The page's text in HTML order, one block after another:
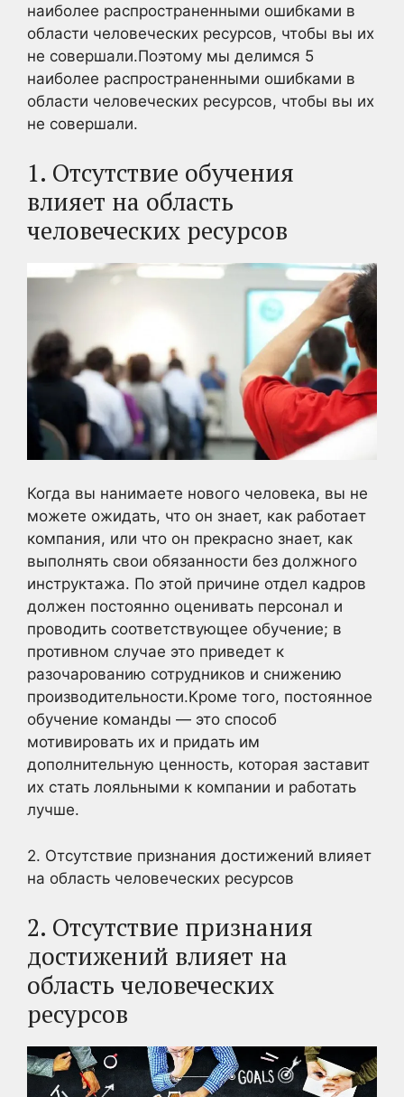
наиболее распространенными ошибками в
области человеческих ресурсов, чтобы вы их
не совершали.Поэтому мы делимся 5
наиболее распространенными ошибками в
области человеческих ресурсов, чтобы вы их
не совершали.
1. Отсутствие обучения
влияет на область
человеческих ресурсов
Когда вы нанимаете нового человека, вы не
можете ожидать, что он знает, как работает
компания, или что он прекрасно знает, как
выполнять свои обязанности без должного
инструктажа. По этой причине отдел кадров
должен постоянно оценивать персонал и
проводить соответствующее обучение; в
противном случае это приведет к
разочарованию сотрудников и снижению
производительности.Кроме того, постоянное
обучение команды — это способ
мотивировать их и придать им
дополнительную ценность, которая заставит
их стать лояльными к компании и работать
лучше.
2. Отсутствие признания достижений влияет
на область человеческих ресурсов
2. Отсутствие признания
достижений влияет на
область человеческих
ресурсов